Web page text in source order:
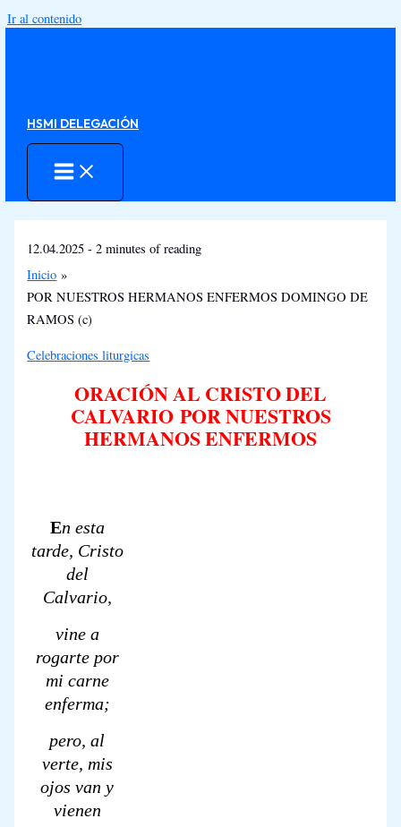
Ir al contenido
HSMI DELEGACIÓN
12.04.2025-2 minutes of reading
Inicio
POR NUESTROS HERMANOS ENFERMOS DOMINGO DE
RAMOS (c)
Celebraciones liturgicas
ORACIÓNAL CRISTO DEL
CALVARIO POR NUESTROS
HERMANOS ENFERMOS
En esta
tarde, Cristo
del
Calvario,
vine a
rogarte por
mi carne
enferma;
pero, al
verte, mis
ojos van y
vienen